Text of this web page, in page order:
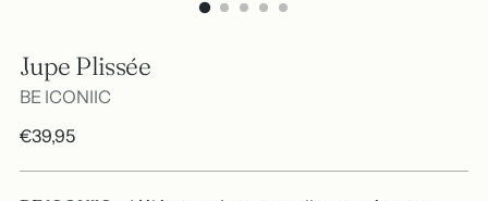
Jupe Plissée
BE ICONIIC
Prix
€39,95